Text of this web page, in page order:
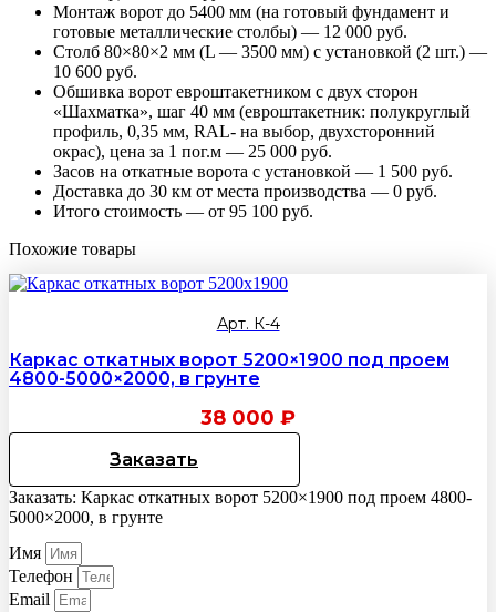
Монтаж ворот до 5400 мм (на готовый фундамент и
готовые металлические столбы) — 12 000 руб.
Столб 80×80×2 мм (L — 3500 мм) с установкой (2 шт.) —
10 600 руб.
Обшивка ворот евроштакетником с двух сторон
«Шахматка», шаг 40 мм (евроштакетник: полукруглый
профиль, 0,35 мм, RAL- на выбор, двухсторонний
окрас), цена за 1 пог.м — 25 000 руб.
Засов на откатные ворота с установкой — 1 500 руб.
Доставка до 30 км от места производства — 0 руб.
Итого стоимость — от 95 100 руб.
Похожие товары
Арт. К-4
Каркас откатных ворот 5200×1900 под проем
4800-5000×2000, в грунте
38 000 ₽
Заказать
Заказать: Каркас откатных ворот 5200×1900 под проем 4800-
5000×2000, в грунте
Имя
Телефон
Email